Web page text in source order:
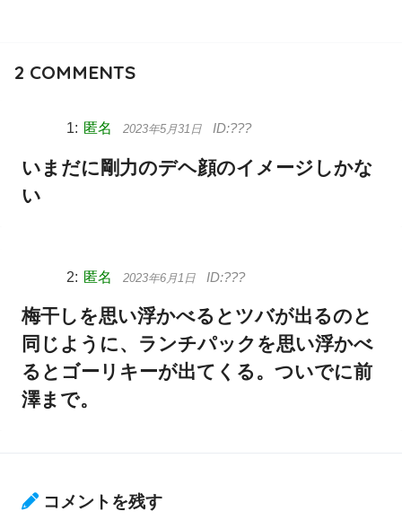
2 COMMENTS
匿名 2023年5月31日
いまだに剛力のデヘ顔のイメージしかな
い
匿名 2023年6月1日
梅干しを思い浮かべるとツバが出るのと
同じように、ランチパックを思い浮かべ
るとゴーリキーが出てくる。ついでに前
澤まで。
コメントを残す